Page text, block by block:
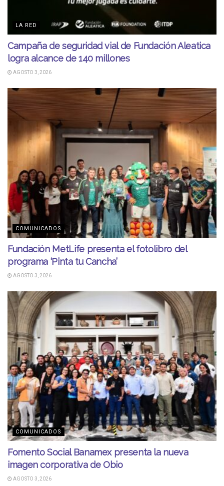
LA RED
Campaña de seguridad vial de Fundación Aleatica
logra alcance de 140 millones
AGOSTO 3, 2026
COMUNICADOS
Fundación MetLife presenta el fotolibro del
programa ‘Pinta tu Cancha’
AGOSTO 3, 2026
COMUNICADOS
Fomento Social Banamex presenta la nueva
imagen corporativa de Obio
AGOSTO 3, 2026